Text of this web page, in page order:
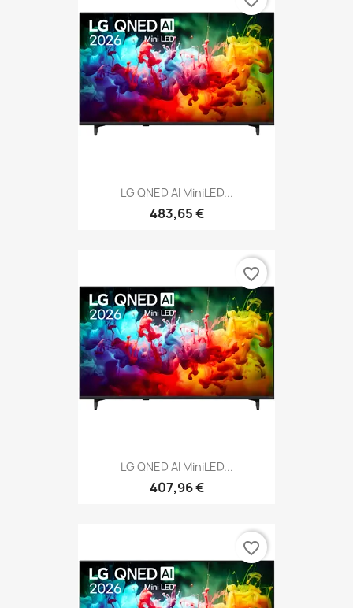
LG QNED AI MiniLED...
483,65 €
LG QNED AI MiniLED...
407,96 €
favorite_border
favorite_border